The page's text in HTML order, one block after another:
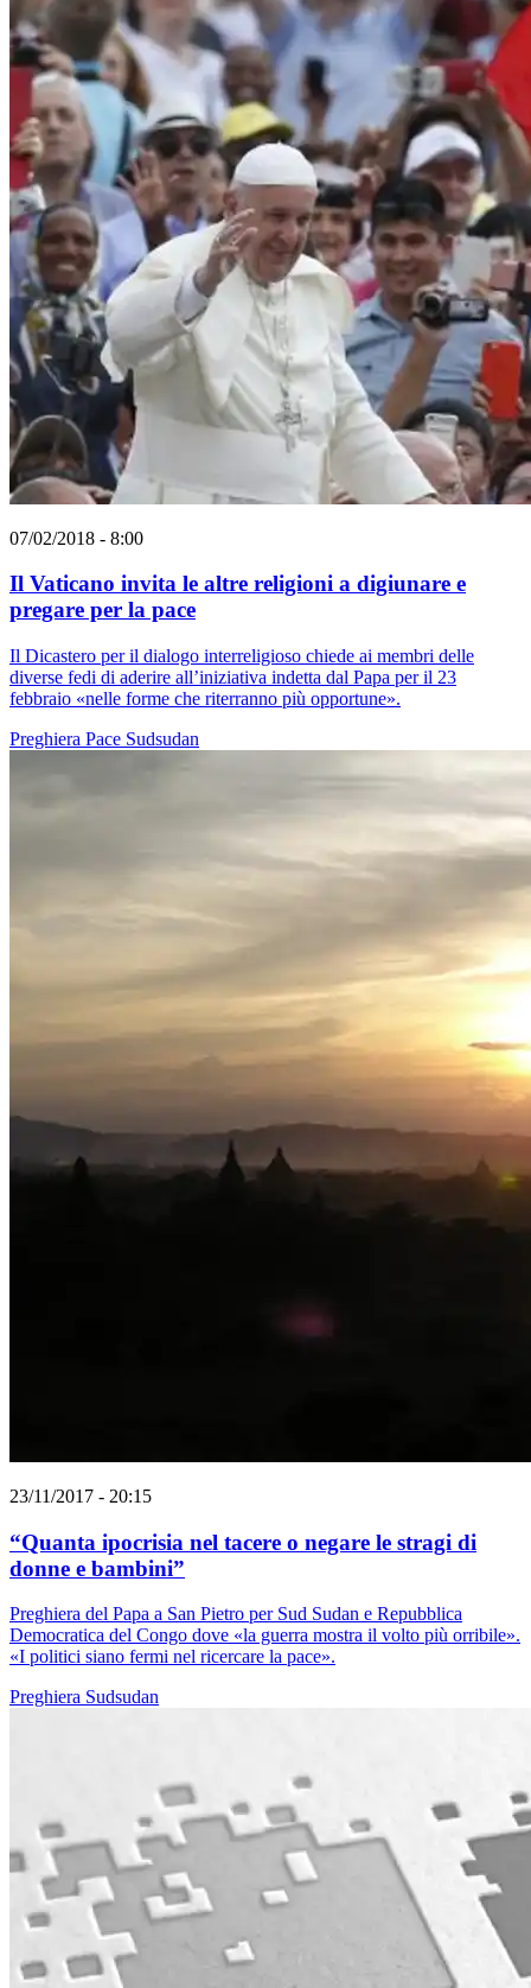
07/02/2018 - 8:00
Il Vaticano invita le altre religioni a digiunare e
pregare per la pace
Il Dicastero per il dialogo interreligioso chiede ai membri delle
diverse fedi di aderire all’iniziativa indetta dal Papa per il 23
febbraio «nelle forme che riterranno più opportune».
Preghiera Pace Sudsudan
23/11/2017 - 20:15
“Quanta ipocrisia nel tacere o negare le stragi di
donne e bambini”
Preghiera del Papa a San Pietro per Sud Sudan e Repubblica
Democratica del Congo dove «la guerra mostra il volto più orribile».
«I politici siano fermi nel ricercare la pace».
Preghiera Sudsudan